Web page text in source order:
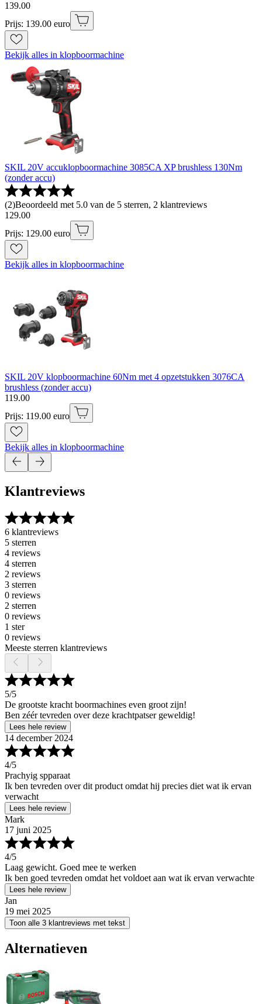
139.00
Prijs: 139.00 euro
Bekijk alles in klopboormachine
SKIL 20V accuklopboormachine 3085CA XP brushless 130Nm
(zonder accu)
(2)Beoordeeld met 5.0 van de 5 sterren, 2 klantreviews
129.00
Prijs: 129.00 euro
Bekijk alles in klopboormachine
SKIL 20V klopboormachine 60Nm met 4 opzetstukken 3076CA
brushless (zonder accu)
119.00
Prijs: 119.00 euro
Bekijk alles in klopboormachine
Klantreviews
6 klantreviews
5 sterren
4 reviews
4 sterren
2 reviews
3 sterren
0 reviews
2 sterren
0 reviews
1 ster
0 reviews
Meeste sterren klantreviews
5/5
De grootste kracht boormachines even groot zijn!
Ben zéér tevreden over deze krachtpatser geweldig!
Lees hele review
14 december 2024
4/5
Prachyig spparaat
Ik ben tevreden over dit product omdat hij precies diet wat ik ervan
verwacht
Lees hele review
Mark
17 juni 2025
4/5
Laag gewicht. Goed mee te werken
Ik ben goed tevreden omdat het voldoet aan wat ik ervan verwachte
Lees hele review
Jan
19 mei 2025
Toon alle 3 klantreviews met tekst
Alternatieven